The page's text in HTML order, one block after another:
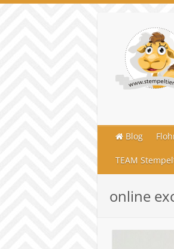
Blog
TEAM
online